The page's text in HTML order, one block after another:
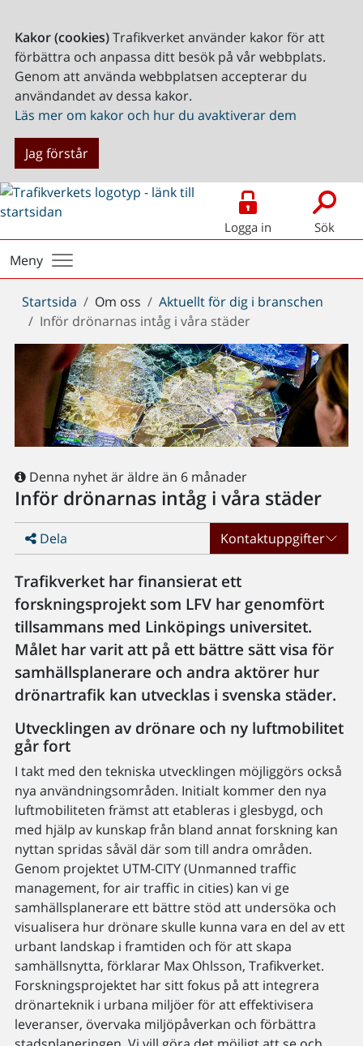
Kakor (cookies)Trafikverket använder kakor för att
förbättra och anpassa ditt besök på vår webbplats.
Genom att använda webbplatsen accepterar du
användandet av dessa kakor.
Läs mer om kakor och hur du avaktiverar dem
Jag förstår
Logga in Sök
Meny
Du
är
här:
Startsida Om oss
Aktuellt för dig i branschen
Inför drönarnas intåg i våra städer
Denna nyhet är äldre än 6 månader
Inför drönarnas intåg i våra städer
Dela Kontaktuppgifter
Trafikverket har finansierat ett
forskningsprojekt som LFV har genomfört
tillsammans med Linköpings universitet.
Målet har varit att på ett bättre sätt visa för
samhällsplanerare och andra aktörer hur
drönartrafik kan utvecklas i svenska städer.
Utvecklingen av drönare och ny luftmobilitet
går fort
I takt med den tekniska utvecklingen möjliggörs också
nya användningsområden. Initialt kommer den nya
luftmobiliteten främst att etableras i glesbygd, och
med hjälp av kunskap från bland annat forskning kan
nyttan spridas såväl där som till andra områden.
Genom projektet UTM-CITY (Unmanned traffic
management, for air traffic in cities) kan vi ge
samhällsplanerare ett bättre stöd att undersöka och
visualisera hur drönare skulle kunna vara en del av ett
urbant landskap i framtiden och för att skapa
samhällsnytta, förklarar Max Ohlsson, Trafikverket.
Forskningsprojektet har sitt fokus på att integrera
drönarteknik i urbana miljöer för att effektivisera
leveranser, övervaka miljöpåverkan och förbättra